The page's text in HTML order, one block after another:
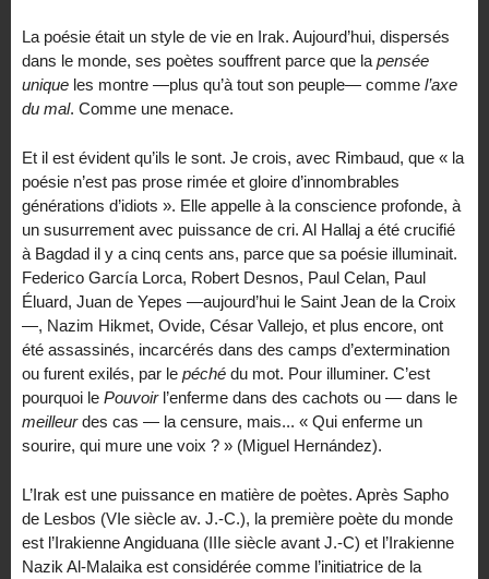
La poésie était un style de vie en Irak. Aujourd’hui, dispersés
dans le monde, ses poètes souffrent parce que la pensée
unique les montre —plus qu’à tout son peuple— comme l’axe
du mal. Comme une menace.
Et il est évident qu’ils le sont. Je crois, avec Rimbaud, que « la
poésie n’est pas prose rimée et gloire d’innombrables
générations d’idiots ». Elle appelle à la conscience profonde, à
un susurrement avec puissance de cri. Al Hallaj a été crucifié
à Bagdad il y a cinq cents ans, parce que sa poésie illuminait.
Federico García Lorca, Robert Desnos, Paul Celan, Paul
Éluard, Juan de Yepes —aujourd’hui le Saint Jean de la Croix
—, Nazim Hikmet, Ovide, César Vallejo, et plus encore, ont
été assassinés, incarcérés dans des camps d’extermination
ou furent exilés, par le péché du mot. Pour illuminer. C’est
pourquoi le Pouvoirl’enferme dans des cachots ou — dans le
meilleurdes cas — la censure, mais... « Qui enferme un
sourire, qui mure une voix ? » (Miguel Hernández).
L’Irak est une puissance en matière de poètes. Après Sapho
de Lesbos (VIe siècle av. J.-C.), la première poète du monde
est l’Irakienne Angiduana (IIIe siècle avant J.-C) et l’Irakienne
Nazik Al-Malaika est considérée comme l’initiatrice de la